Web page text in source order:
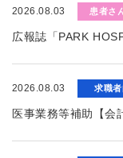
2026.08.03 患者さ
広報誌「PARK
2026.08.03 求職
医事業務等補助【会